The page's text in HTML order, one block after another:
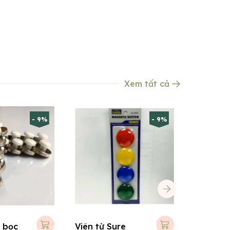
Xem tất cả
- 9%
bọc
- 9%
Viên từ Sure